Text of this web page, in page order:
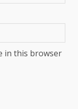
in this browser